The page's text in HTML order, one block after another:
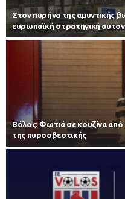
Στον πυρήνα της αμυντικής
ευρωπαϊκή στρατηγική
Βόλος: Φωτιά σε κουζίνα από
της πυροσβεστικής